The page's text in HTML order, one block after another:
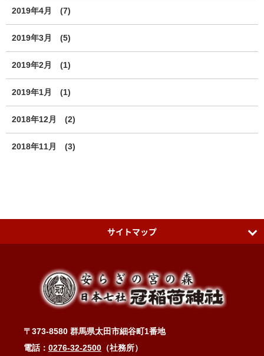
2019年4月 (7)
2019年3月 (5)
2019年2月 (1)
2019年1月 (1)
2018年12月 (2)
2018年11月 (3)
サイトマップ
日本七社 冠稲荷神社
ティアラグリーンパレス
アクセスMAP
冠稲荷神社ブログ
〒373-8580 群馬県太田市細谷町1番地
電話： 0276-32-2500 （社務所）